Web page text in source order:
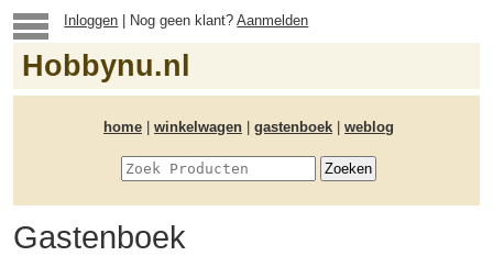
Inloggen | Nog geen klant?Aanmelden
Hobbynu.nl
home winkelwagen gastenboek weblog
Gastenboek